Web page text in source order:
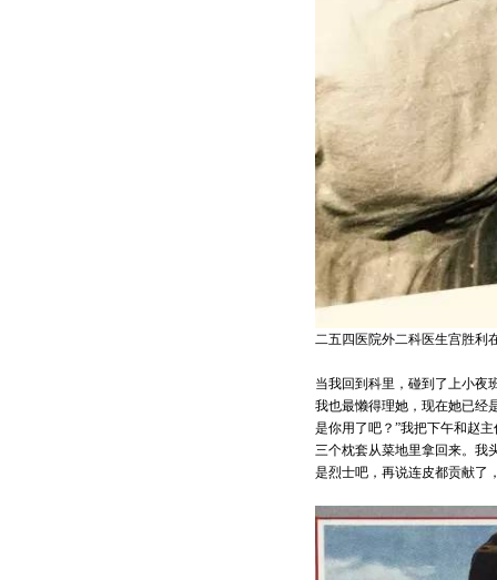
二五四医院外二科医生宫胜利
当我回到科里，碰到了上小夜
我也最懒得理她，现在她已经
是你用了吧？”我把下午和赵
三个枕套从菜地里拿回来。我
是烈士吧，再说连皮都贡献了